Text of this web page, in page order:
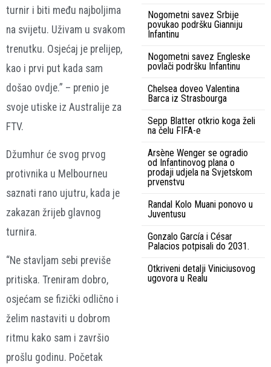
turnir i biti među najboljima
na svijetu. Uživam u svakom
trenutku. Osjećaj je prelijep,
kao i prvi put kada sam
došao ovdje.” – prenio je
svoje utiske iz Australije za
FTV.
Džumhur će svog prvog
protivnika u Melbourneu
saznati rano ujutru, kada je
zakazan žrijeb glavnog
turnira.
“Ne stavljam sebi previše
pritiska. Treniram dobro,
osjećam se fizički odlično i
želim nastaviti u dobrom
ritmu kako sam i završio
prošlu godinu. Početak
Nogometni savez Srbije
povukao podršku Gianniju
Infantinu
Nogometni savez Engleske
povlači podršku Infantinu
Chelsea doveo Valentina
Barca iz Strasbourga
Sepp Blatter otkrio koga želi
na čelu FIFA-e
Arsène Wenger se ogradio
od Infantinovog plana o
prodaji udjela na Svjetskom
prvenstvu
Randal Kolo Muani ponovo u
Juventusu
Gonzalo García i César
Palacios potpisali do 2031.
Otkriveni detalji Viniciusovog
ugovora u Realu